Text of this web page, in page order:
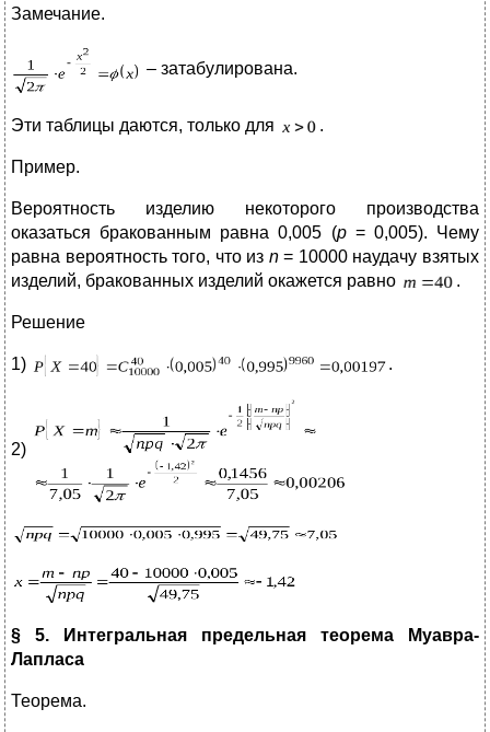
Замечание.
– затабулирована.
Эти таблицы даются, только для .
Пример.
Вероятность изделию некоторого производства
оказаться бракованным равна 0,005 (p = 0,005). Чему
равна вероятность того, что из n= 10000 наудачу взятых
изделий, бракованных изделий окажется равно
.
Решение
1) .
2)
§ 5. Интегральная предельная теорема Муавра-
Лапласа
Теорема.